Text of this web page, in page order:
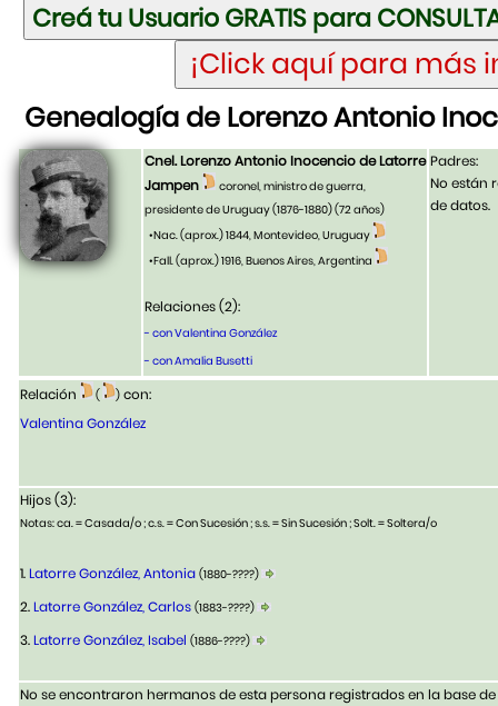
Genealogía de Lorenzo Antonio
Cnel. Lorenzo Antonio Inocencio de Latorre
Jampen
coronel, ministro de guerra,
presidente de Uruguay (1876-1880)(72 años)
•Nac. (aprox.) 1844, Montevideo, Uruguay
•Fall. (aprox.) 1916, Buenos Aires, Argentina
Relaciones (2):
- con Valentina González
- con Amalia Busetti
Padres:
No están
de datos.
Relación ( ) con:
Valentina González
Hijos (3):
Notas: ca. = Casada/o ; c.s. = Con Sucesión ; s.s. = Sin Sucesión ; Solt. = Soltera/o
1.Latorre González, Antonia (1880-????)
2.Latorre González, Carlos (1883-????)
3.Latorre González, Isabel (1886-????)
No se encontraron hermanos de esta persona registrados en la base